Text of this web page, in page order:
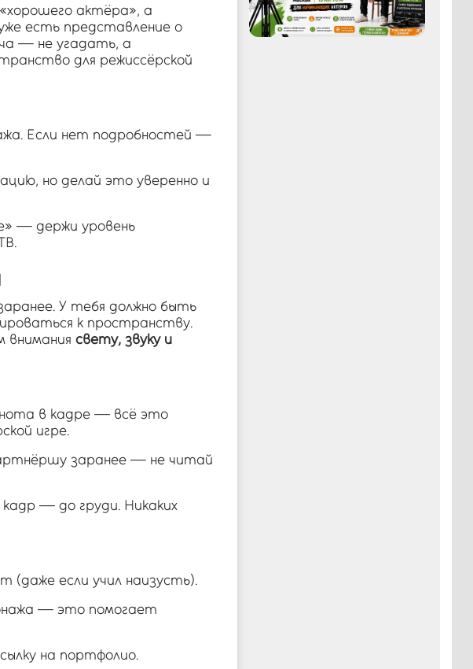
актёра», а
есть представление о
— не угадать, а
для режиссёрской
Если нет подробностей —
но делай это уверенно и
— держи уровень
У тебя должно быть
к пространству.
внимания свету, звуку и
в кадре — всё это
игре.
заранее — не читай
— до груди. Никаких
(даже если учил наизусть).
— это помогает
на портфолио.